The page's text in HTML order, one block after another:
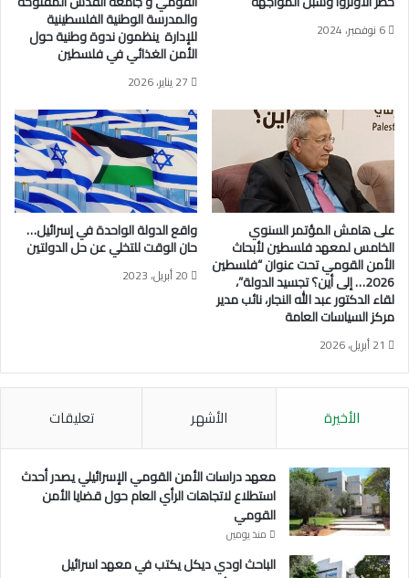
؟
م
ل
ة
ع
ن
و
ا
ن
:
أ
خ
ط
ر
ل
ي
ت
ي
ض
ي
م
ز
6 نوفمبر، 2024 والمدرسة الوطنية الفلسطينية
للإدارة ينظمون ندوة وطنية حول
الأمن الغذائي في فلسطين
27 يناير، 2026
على هامش المؤتمر السنوي
الخامس لمعهد فلسطين لأبحاث
الأمن القومي تحت عنوان “فلسطين
2026… إلى أين؟ تجسيد الدولة”،
لقاء الدكتور عبد الله النجار، نائب مدير
مركز السياسات العامة
21 أبريل، 2026
واقع الدولة الواحدة في إسرائيل…
حان الوقت للتخلي عن حل الدولتين
20 أبريل، 2023
الأخيرة الأشهر تعليقات
معهد دراسات الأمن القومي الإسرائيلي يصدر أحدث
استطلاع لاتجاهات الرأي العام حول قضايا الأمن
القومي
منذ يومين
الباحث اودي ديكل يكتب في معهد اسرائيل